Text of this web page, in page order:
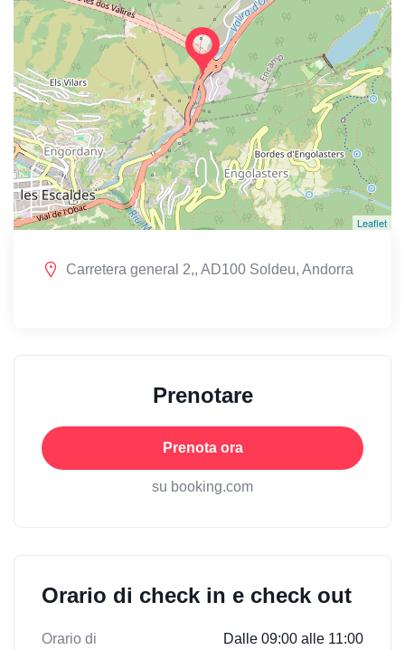
Leaflet
Carretera general 2,, AD100 Soldeu, Andorra
Prenotare
Prenota ora
su booking.com
Orario di check in e check out
Orario di
Dalle 09:00 alle 11:00